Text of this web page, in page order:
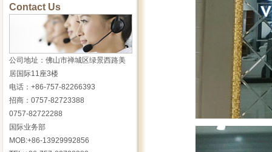
Contact Us
公司地址：佛山市禅城区绿景西路美
居国际11座3楼
电话：+86-757-82266393
招商：0757-82723388
0757-82722288
国际业务部
MOB:+86-13929992856